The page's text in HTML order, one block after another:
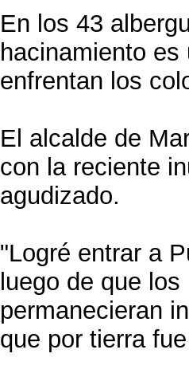
En los 43
hacinamiento
enfrentan los
El alcalde de
con la reciente
agudizado.
"Logré entrar a
luego de que
permanecieran
que por tierra